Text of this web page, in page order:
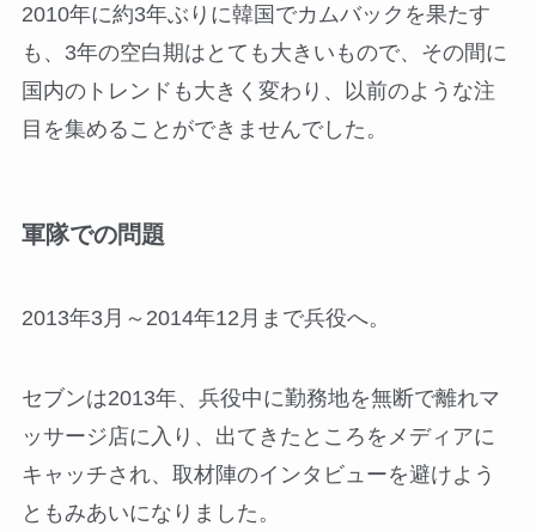
2010年に約3年ぶりに韓国でカムバックを果たす
も、3年の空白期はとても大きいもので、その間に
国内のトレンドも大きく変わり、以前のような注
目を集めることができませんでした。
軍隊での問題
2013年3月～2014年12月まで兵役へ。
セブンは2013年、兵役中に勤務地を無断で離れマ
ッサージ店に入り、出てきたところをメディアに
キャッチされ、取材陣のインタビューを避けよう
ともみあいになりました。